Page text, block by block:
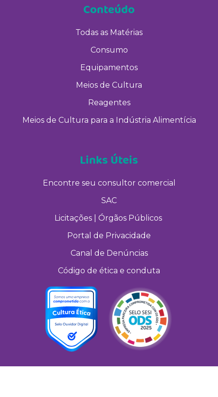
Conteúdo
Todas as Matérias
Consumo
Equipamentos
Meios de Cultura
Reagentes
Meios de Cultura para a Indústria Alimentícia
Links Úteis
Encontre seu consultor comercial
SAC
Licitações | Órgãos Públicos
Portal de Privacidade
Canal de Denúncias
Código de ética e conduta